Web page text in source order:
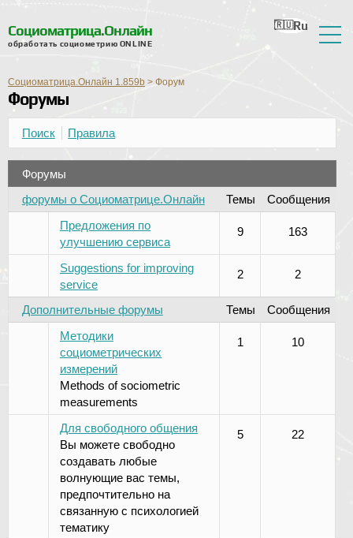
Социоматрица.Онлайн
обработать социометрию ONLINE
Отзывы
Справка
Форум
Новости
Контактная информация
Ru
En
Ua
Ro
Nl
Социоматрица.Онлайн 1.859b > Форум
Форумы
Поиск Правила
Форумы
форумы о Социоматрице.Онлайн
Темы
Сообщения
Предложения по
улучшению сервиса
9 163
Suggestions for improving
service
2 2
Дополнительные форумы Темы
Сообщения
Методики
социометрических
измерений
Methods of sociometric
measurements
1 10
Для свободного общения
Вы можете свободно
создавать любые
волнующие вас темы,
предпочтительно на
связанную с психологией
тематику
5 22